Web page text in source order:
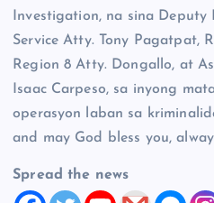
Investigation, na sina
Service Atty. Tony Pagatpat,
Region 8 Atty. Dongallo, at
Isaac Carpeso, sa inyong
operasyon laban sa
and may God bless you,
Spread the news